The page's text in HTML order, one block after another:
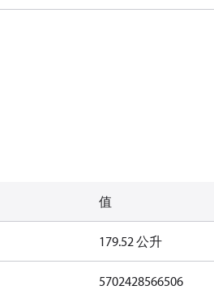
值
179.52 公升
5702428566506